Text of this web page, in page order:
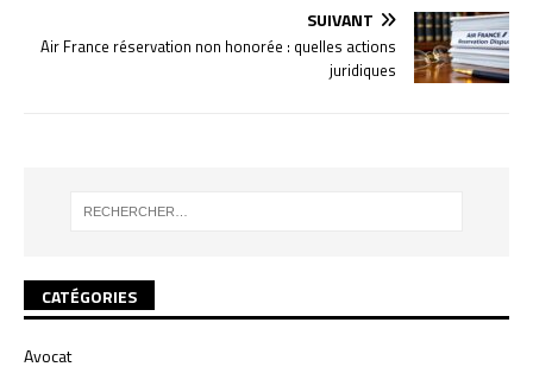
SUIVANT
Air France réservation non honorée : quelles actions
juridiques
CATÉGORIES
Avocat